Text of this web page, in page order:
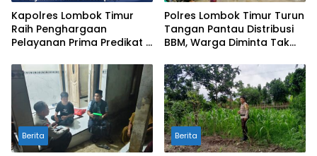
Kapolres Lombok Timur
Raih Penghargaan
Pelayanan Prima Predikat A
Polres Lombok Timur Turun
Tangan Pantau Distribusi
BBM, Warga Diminta Tak
Berita Berita